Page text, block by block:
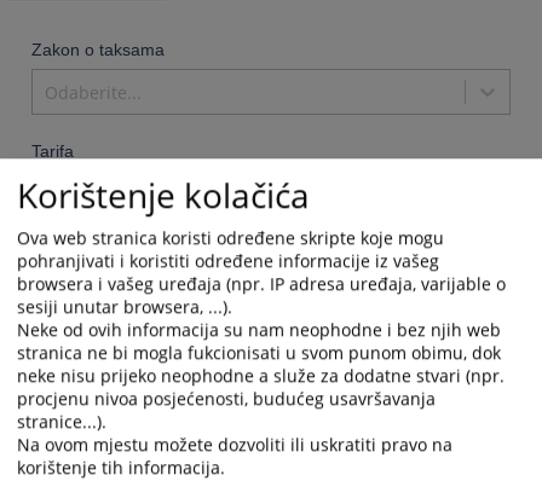
Zakon o taksama
Odaberite...
Tarifa
Odaberite...
Osnov za plaćanje takse
Odaberite...
Vrijednost spora
Korištenje kolačića
Ova web stranica koristi određene skripte koje mogu
pohranjivati i koristiti određene informacije iz vašeg
browsera i vašeg uređaja (npr. IP adresa uređaja, varijable o
sesiji unutar browsera, ...).
Neke od ovih informacija su nam neophodne i bez njih web
stranica ne bi mogla fukcionisati u svom punom obimu, dok
neke nisu prijeko neophodne a služe za dodatne stvari (npr.
procjenu nivoa posjećenosti, budućeg usavršavanja
stranice...).
Na ovom mjestu možete dozvoliti ili uskratiti pravo na
korištenje tih informacija.